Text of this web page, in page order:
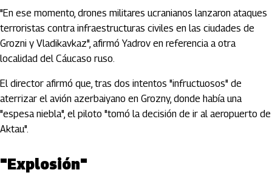
"En ese momento, drones militares ucranianos lanzaron ataques
terroristas contra infraestructuras civiles en las ciudades de
Grozni y Vladikavkaz", afirmó Yadrov en referencia a otra
localidad del Cáucaso ruso.
El director afirmó que, tras dos intentos "infructuosos" de
aterrizar el avión azerbaiyano en Grozny, donde había una
"espesa niebla", el piloto "tomó la decisión de ir al aeropuerto de
Aktau".
"Explosión"